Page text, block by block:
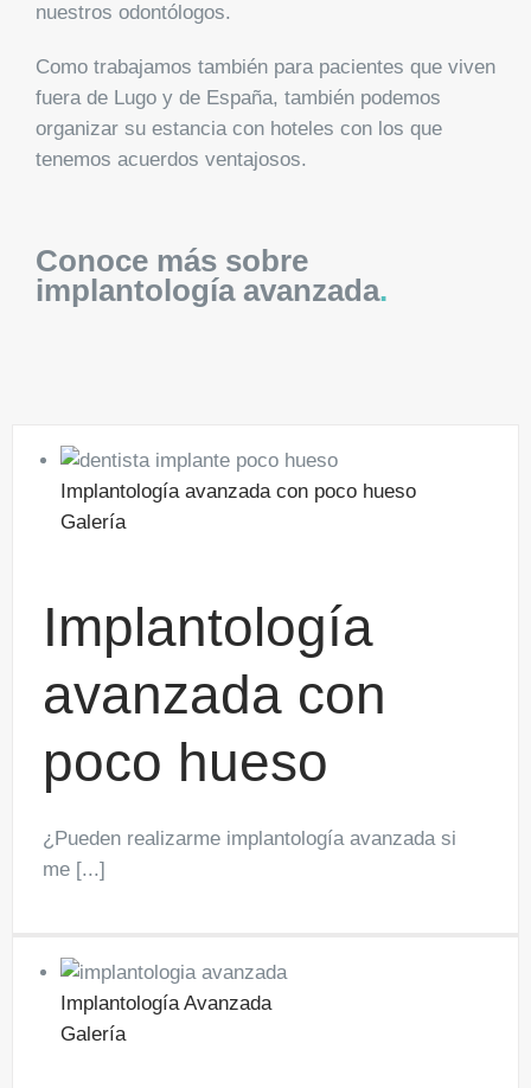
nuestros odontólogos.
Como trabajamos también para pacientes que viven
fuera de Lugo y de España, también podemos
organizar su estancia con hoteles con los que
tenemos acuerdos ventajosos.
Conoce más sobre
implantología avanzada.
Implantología avanzada con poco hueso
Galería
Implantología
avanzada con
poco hueso
¿Pueden realizarme implantología avanzada si
me [...]
Implantología Avanzada
Galería